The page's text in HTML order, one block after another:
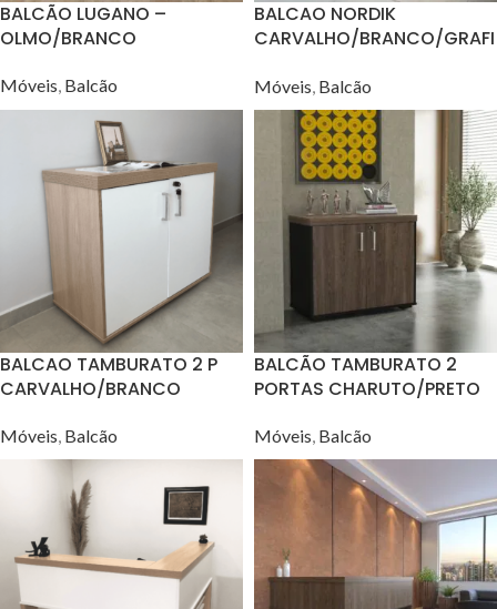
BALCÃO LUGANO –
OLMO/BRANCO
Móveis, Balcão
BALCAO NORDIK
CARVALHO/BRANCO/GRAFI
Móveis Balcão
BALCAO TAMBURATO 2 P
CARVALHO/BRANCO
Móveis Balcão
BALCÃO TAMBURATO 2
PORTAS CHARUTO/PRETO
Móveis Balcão